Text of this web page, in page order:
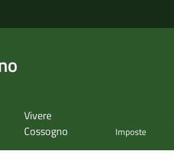
Vivere
Cossogno
Imposte